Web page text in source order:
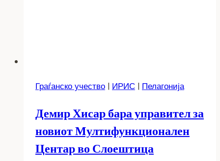
Граѓанско учество | ИРИС | Пелагонија
Демир Хисар бара управител за
новиот Мултифункционален
Центар во Слоештица